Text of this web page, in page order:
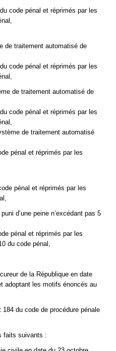
code pénal et réprimés par les
de traitement automatisé de
code pénal et réprimés par les
de traitement automatisé de
code pénal et réprimés par les
de traitement automatisé
pénal et réprimés par les
pénal et réprimés par les
d’une peine n’excédant pas 5
pénal et réprimés par les
du code pénal,
de la République en date
adoptant les motifs énoncés au
du code de procédure pénale
faits suivants :